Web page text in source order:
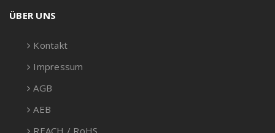
ÜBER UNS
Kontakt
Impressum
AGB
AEB
REACH / RoHS